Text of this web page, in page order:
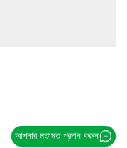
আপনার মতামত প্রদান করুন